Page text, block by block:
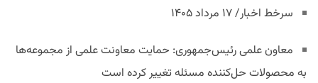
سرخط اخبار/ ۱۷ مرداد ۱۴۰۵
معاون علمی رئیس‌جمهوری: حمایت معاونت علمی از مجموعه‌ها
به محصولات حل‌کننده مسئله تغییر کرده است